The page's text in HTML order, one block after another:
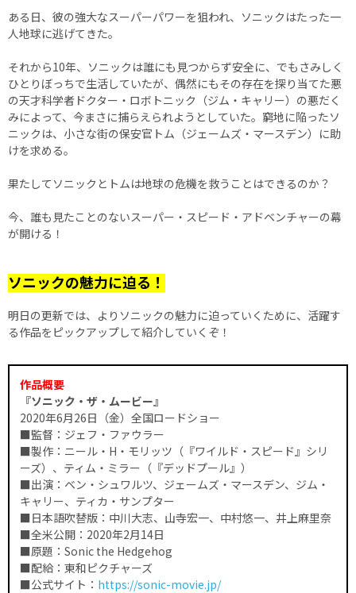
ある日、彼の強大なスーパーパワーを狙われ、ソニックはたった一
人地球に逃げてきた。
それから10年、ソニックは誰にも見つからず安全に、でもさみしく
ひとりぼっちで生活していたが、偶然にもその存在を探り当てた悪
の天才科学者ドクター・ロボトニック（ジム・キャリー）の悪だく
みによって、今まさに捕らえられようとしていた。窮地に陥ったソ
ニックは、小さな街の保安官トム（ジェームズ・マースデン）に助
けを求める。
果たしてソニックとトムは地球の危機を救うことはできるのか？
今、誰も見たことのないスーパー・スピード・アドベンチャーの幕
が開ける！
ソニックの魅力に迫る！
明日の更新では、よりソニックの魅力に迫っていくために、活躍す
る作品をピックアップして紹介していくぞ！
作品概要
『ソニック・ザ・ムービー』
2020年6月26日（金）全国ロードショー
■監督：ジェフ・ファウラー
■製作：ニール・H・モリッツ（『ワイルド・スピード』シリ
ーズ）、ティム・ミラー（『デッドプール』）
■出演：ベン・シュワルツ、ジェームズ・マースデン、ジム・
キャリー、ティカ・サンプター
■日本語吹替版：中川大志、山寺宏一、中村悠一、井上麻里奈
■全米公開：2020年2月14日
■原題：Sonic the Hedgehog
■配給：東和ピクチャーズ
■公式サイト： https://sonic-movie.jp/